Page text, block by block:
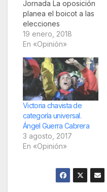
Jornada La oposición
planea el boicot a las
elecciones
presidenciales de
2018. De este riesgo
Nicolás Maduro al
referirse a las pláticas
que llevan a cabo en
República Dominicana
su gobierno y parte
de la denominada
Mesa de Unidad
Democrática. Ya…
19 enero, 2018
En «Opinión»
Victoria chavista de
categoría universal.
Ángel Guerra Cabrera
3 agosto, 2017
En «Opinión»